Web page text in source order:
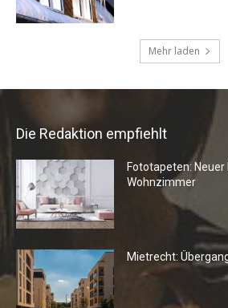
Die Redaktion empfiehlt
Fototapeten: Neuer
Wohnzimmer
Mietrecht: